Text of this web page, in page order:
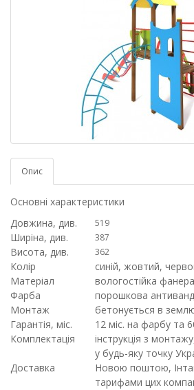
Опис
Основні характеристики
Довжина, див.
519
Ширіна, див. 387
Висота, див. 362
Колір
синій, жовтий,
Матеріал
вологостійка
Фарба
порошкова
Монтаж
бетонується в
Гарантія, міс.
12 міс. на фарбу та
Комплектація
інструкція з
Доставка
у будь-яку точку
Новою поштою,
тарифами цих